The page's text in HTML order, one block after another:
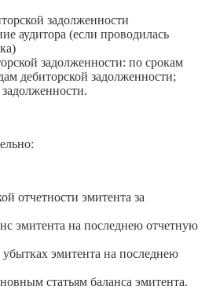
задолженности
аудитора (если проводилась
задолженности: по срокам
дебиторской задолженности;
отчетности эмитента за
эмитента на последнею отчетную
эмитента на последнею
статьям баланса эмитента.